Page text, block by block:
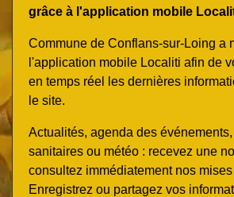
grâce à l'application mobile
Commune de Conflans-sur-Loing a
l'application mobile Localiti afin de
en temps réel les dernières
le site.
Actualités, agenda des
sanitaires ou météo : recevez une
consultez immédiatement nos mises
Enregistrez ou partagez vos